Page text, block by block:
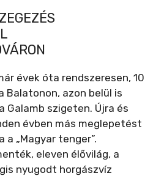
évek óta rendszeresen, 10
azon belül is
Galamb szigeten. Újra és
évben más meglepetést
„Magyar tenger”.
eleven élővilág, a
nyugodt horgászvíz